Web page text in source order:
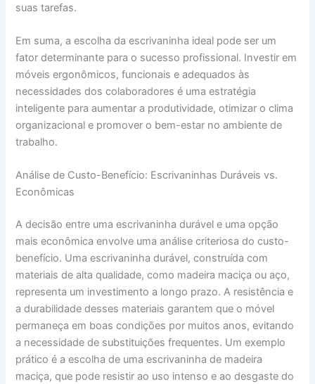
suas tarefas.
Em suma, a escolha da escrivaninha ideal pode ser um
fator determinante para o sucesso profissional. Investir em
móveis ergonômicos, funcionais e adequados às
necessidades dos colaboradores é uma estratégia
inteligente para aumentar a produtividade, otimizar o clima
organizacional e promover o bem-estar no ambiente de
trabalho.
Análise de Custo-Benefício: Escrivaninhas Duráveis vs.
Econômicas
A decisão entre uma escrivaninha durável e uma opção
mais econômica envolve uma análise criteriosa do custo-
benefício. Uma escrivaninha durável, construída com
materiais de alta qualidade, como madeira maciça ou aço,
representa um investimento a longo prazo. A resistência e
a durabilidade desses materiais garantem que o móvel
permaneça em boas condições por muitos anos, evitando
a necessidade de substituições frequentes. Um exemplo
prático é a escolha de uma escrivaninha de madeira
maciça, que pode resistir ao uso intenso e ao desgaste do